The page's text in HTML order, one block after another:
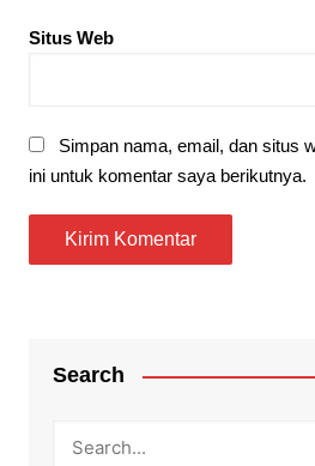
Situs Web
Simpan nama, email, dan situs
ini untuk komentar saya berikutnya.
Search